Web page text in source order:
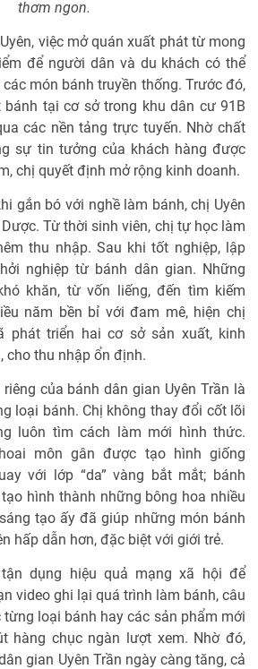
thơm ngon.
việc mở quán xuất phát từ mong
để người dân và du khách có thể
món bánh truyền thống. Trước đó,
tại cơ sở trong khu dân cư 91B
các nền tảng trực tuyến. Nhờ chất
sự tin tưởng của khách hàng được
chị quyết định mở rộng kinh doanh.
gắn bó với nghề làm bánh, chị Uyên
Từ thời sinh viên, chị tự học làm
thu nhập. Sau khi tốt nghiệp, lập
nghiệp từ bánh dân gian. Những
khăn, từ vốn liếng, đến tìm kiếm
năm bền bỉ với đam mê, hiện chị
phát triển hai cơ sở sản xuất, kinh
cho thu nhập ổn định.
của bánh dân gian Uyên Trần là
loại bánh. Chị không thay đổi cốt lõi
luôn tìm cách làm mới hình thức.
môn gân được tạo hình giống
với lớp “da” vàng bắt mắt; bánh
hình thành những bông hoa nhiều
tạo ấy đã giúp những món bánh
hấp dẫn hơn, đặc biệt với giới trẻ.
dụng hiệu quả mạng xã hội để
video ghi lại quá trình làm bánh, câu
từng loại bánh hay các sản phẩm mới
hàng chục ngàn lượt xem. Nhờ đó,
gian Uyên Trần ngày càng tăng, cả